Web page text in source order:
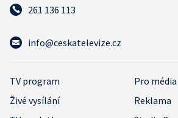
261 136 113
info@ceskatelevize.cz
TV program
Pro média
Živé vysílání
Reklama